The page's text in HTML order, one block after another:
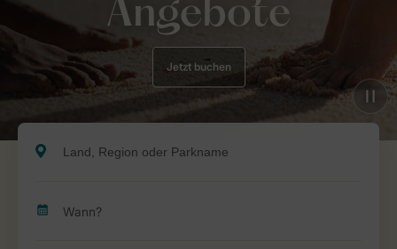
Angebote
Jetzt buchen